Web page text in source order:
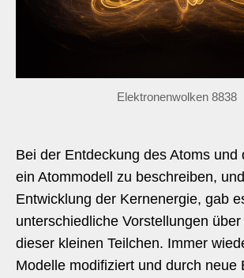
Elektronenwolken 8838
Bei der Entdeckung des Atoms und
ein Atommodell zu beschreiben,
Entwicklung der Kernenergie, gab
unterschiedliche Vorstellungen
dieser kleinen Teilchen. Immer
Modelle modifiziert und durch neue